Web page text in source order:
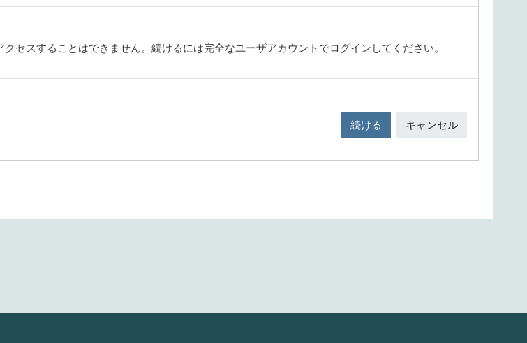
セスすることはできません。続けるには完全なユーザアカウントでログインしてください。
続ける キャンセル